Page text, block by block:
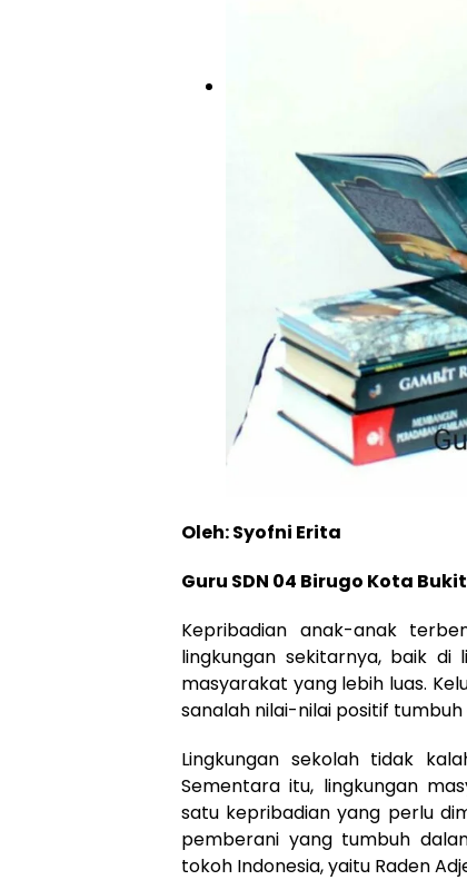
Oleh: Syofni Erita
Guru SDN 04 Birugo Kota
Kepribadian anak-anak
lingkungan sekitarnya, baik di
masyarakat yang lebih luas.
sanalah nilai-nilai positif tumbuh
Lingkungan sekolah tidak
Sementara itu, lingkungan
satu kepribadian yang perlu
pemberani yang tumbuh
tokoh Indonesia, yaitu Raden